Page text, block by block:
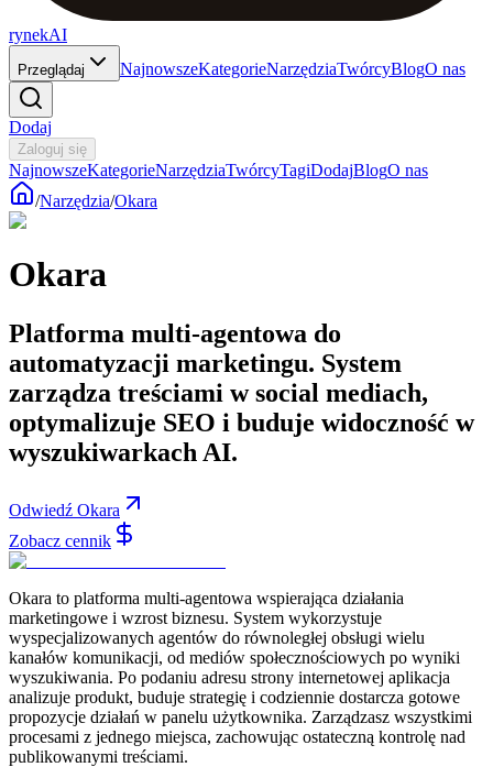
rynekAI
Przeglądaj NajnowszeKategorieNarzędziaTwórcyBlogO nas
Dodaj
Zaloguj się
NajnowszeKategorieNarzędziaTwórcyTagiDodajBlogO nas
/Narzędzia/Okara
Okara
Platforma multi-agentowa do
automatyzacji marketingu. System
zarządza treściami w social mediach,
optymalizuje SEO i buduje widoczność w
wyszukiwarkach AI.
Odwiedź Okara
Zobacz cennik
Okara to platforma multi-agentowa wspierająca działania
marketingowe i wzrost biznesu. System wykorzystuje
wyspecjalizowanych agentów do równoległej obsługi wielu
kanałów komunikacji, od mediów społecznościowych po wyniki
wyszukiwania. Po podaniu adresu strony internetowej aplikacja
analizuje produkt, buduje strategię i codziennie dostarcza gotowe
propozycje działań w panelu użytkownika. Zarządzasz wszystkimi
procesami z jednego miejsca, zachowując ostateczną kontrolę nad
publikowanymi treściami.